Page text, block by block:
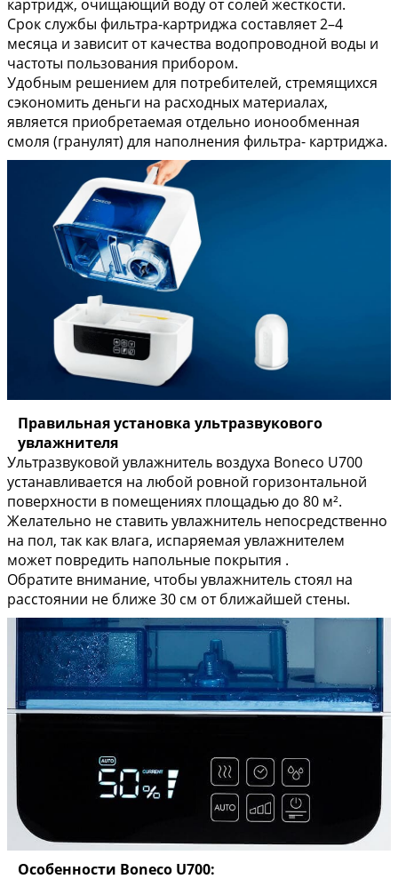
картридж, очищающий воду от солей жесткости.
Срок службы фильтра-картриджа составляет 2–4
месяца и зависит от качества водопроводной воды и
частоты пользования прибором.
Удобным решением для потребителей, стремящихся
сэкономить деньги на расходных материалах,
является приобретаемая отдельно ионообменная
смоля (гранулят) для наполнения фильтра- картриджа.
Правильная установка ультразвукового
увлажнителя
Ультразвуковой увлажнитель воздуха Boneco U700
устанавливается на любой ровной горизонтальной
поверхности в помещениях площадью до 80 м².
Желательно не ставить увлажнитель непосредственно
на пол, так как влага, испаряемая увлажнителем
может повредить напольные покрытия .
Обратите внимание, чтобы увлажнитель стоял на
расстоянии не ближе 30 см от ближайшей стены.
Особенности Boneco U700: